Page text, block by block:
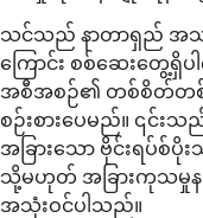
သင်သည် နာတာရှည် အသည်
ကြောင်း စစ်ဆေးတွေ့
အစီအစဉ်၏ တစ်စိတ်တစ်ပို
စဉ်းစားပေမည်။ ၎င်း
အခြားသော ဗိုင်းရပ်စ်ပို
သို့မဟုတ် အခြားကုသမှု
အသုံးဝင်ပါသည်။